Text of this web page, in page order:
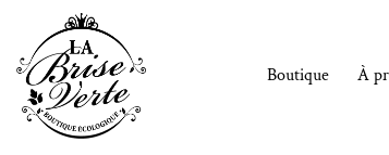
contenu
Boutique À